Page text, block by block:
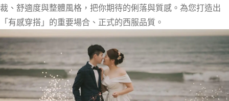
裁、舒適度與整體風格，把你期待的俐落與質感。為您打造出
「有感穿搭」的重要場合、正式的西服品質。